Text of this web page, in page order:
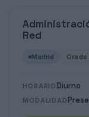
Red
Madrid Grado
HORARIO Diurno
MODALIDAD